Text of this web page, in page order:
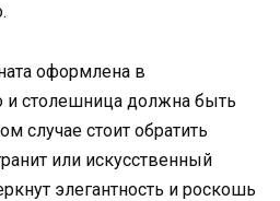
оформлена в
и столешница должна быть
случае стоит обратить
или искусственный
элегантность и роскошь